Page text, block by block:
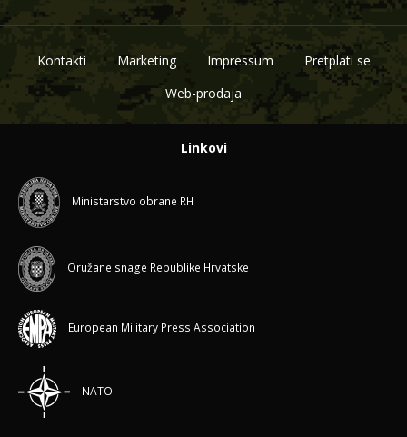
Kontakti Marketing Impressum
Pretplati se
Web-prodaja
Linkovi
Ministarstvo obrane RH
Oružane snage Republike Hrvatske
European Military Press Association
NATO